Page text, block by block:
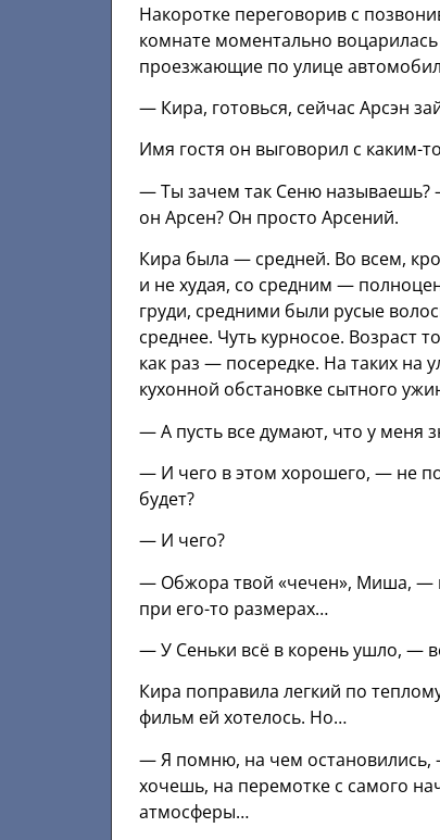
Накоротке переговорив с
комнате моментально
проезжающие по улице
— Кира, готовься, сейчас Арсэн
Имя гостя он выговорил с каким-
— Ты зачем так Сеню
он Арсен? Он просто Арсений.
Кира была — средней. Во всем,
и не худая, со средним —
груди, средними были русые
среднее. Чуть курносое. Возраст
как раз — посередке. На таких на
кухонной обстановке сытного
— А пусть все думают, что у меня
— И чего в этом хорошего, — не
будет?
— И чего?
— Обжора твой «чечен», Миша, —
при его-то размерах…
— У Сеньки всё в корень ушло, —
Кира поправила легкий по
фильм ей хотелось. Но…
— Я помню, на чем
хочешь, на перемотке с самого
атмосферы…